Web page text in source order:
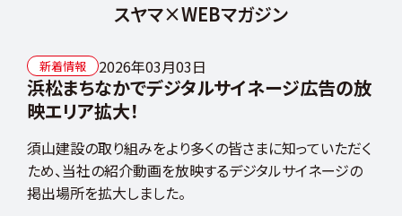
情
報
キ
ャ
ア
ス
ト
ー
スヤマ×WEBマガジン
新着情報 2026年03月03日
浜松まちなかでデジタルサイネージ広告の放
映エリア拡大！
須山建設の取り組みをより多くの皆さまに知っていただく
ため、当社の紹介動画を放映するデジタルサイネージの
掲出場所を拡大しました。